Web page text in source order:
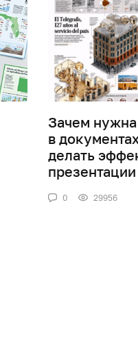
Зачем
в
делать
презентации
0 29956